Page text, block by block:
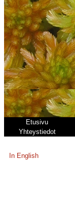
Etusivu
Yhteystiedot
In English